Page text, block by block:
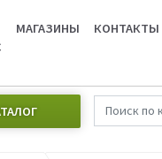
МАГАЗИНЫ КОНТАКТЫ